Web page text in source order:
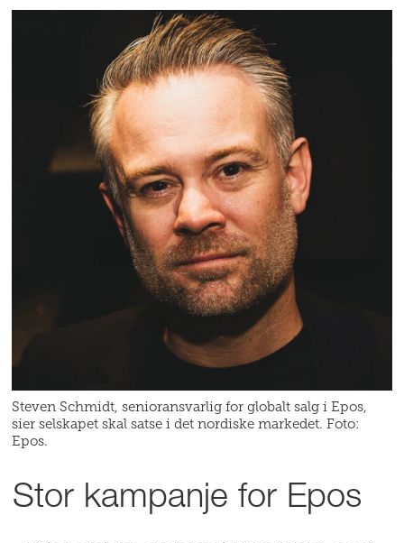
Steven Schmidt, senioransvarlig for globalt salg i Epos,
sier selskapet skal satse i det nordiske markedet. Foto:
Epos.
Stor kampanje for Epos